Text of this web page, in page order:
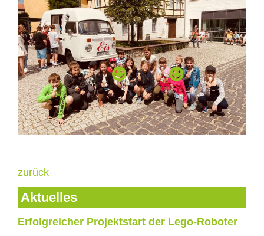
zurück
Aktuelles
Erfolgreicher Projektstart der Lego-Roboter